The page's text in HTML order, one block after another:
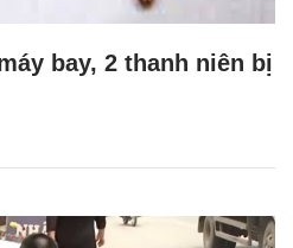
bay, 2 thanh niên bị